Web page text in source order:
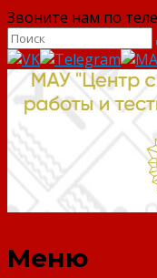
Звоните нам по
ВФСК "ГТО"
Меню